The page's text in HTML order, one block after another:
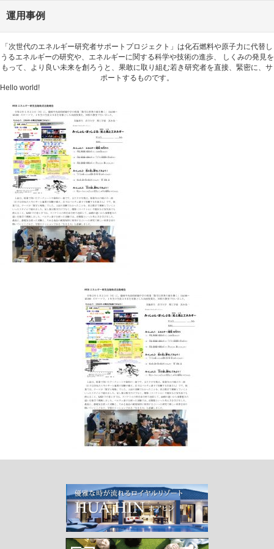
運用事例
「次世代のエネルギー研究者サポートプロジェクト」は化石燃料や原子力に代替し
うるエネルギーの研究や、エネルギーに関する科学や技術の進歩、 しくみの発見を
もって、より良い未来を創ろうと、果敢に取り組む若き研究者を直接、緊密に、サ
ポートするものです。
Hello world!